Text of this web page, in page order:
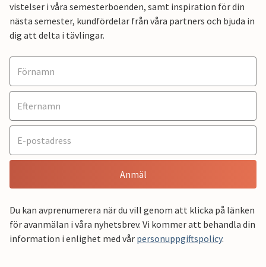
vistelser i våra semesterboenden, samt inspiration för din
nästa semester, kundfördelar från våra partners och bjuda in
dig att delta i tävlingar.
Anmäl
Du kan avprenumerera när du vill genom att klicka på länken
för avanmälan i våra nyhetsbrev. Vi kommer att behandla din
information i enlighet med vår personuppgiftspolicy.